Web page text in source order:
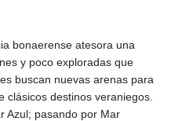
bonaerense atesora una
y poco exploradas que
buscan nuevas arenas para
clásicos destinos veraniegos.
Azul; pasando por Mar